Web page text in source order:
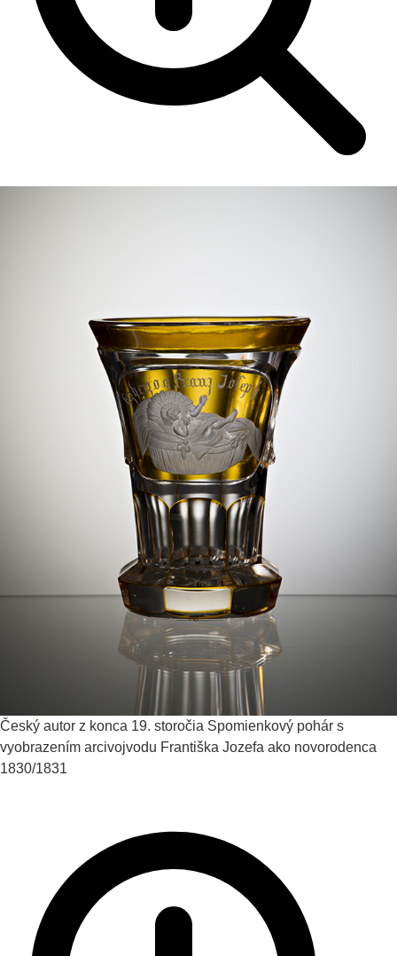
Český autor z konca 19. storočia Spomienkový pohár s
vyobrazením arcivojvodu Františka Jozefa ako novorodenca
1830/1831